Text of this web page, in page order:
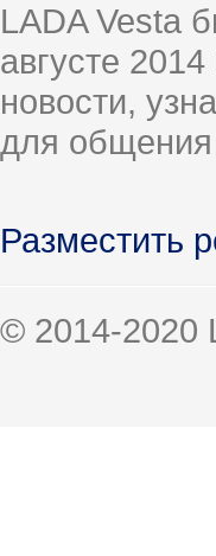
LADA Vesta
августе
новости,
для
Разместить
© 2014-2020